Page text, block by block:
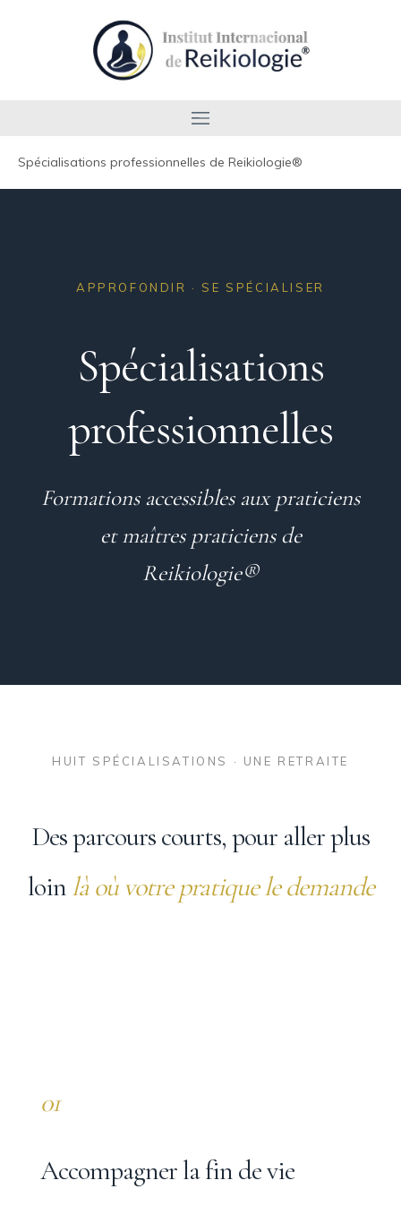
Spécialisations professionnelles de Reikiologie®
APPROFONDIR · SE SPÉCIALISER
Spécialisations
professionnelles
Formations accessibles aux praticiens
et maîtres praticiens de
Reikiologie®
HUIT SPÉCIALISATIONS · UNE RETRAITE
Des parcours courts, pour aller plus
loinlà où votre pratique le demande
01
Accompagner la fin de vie